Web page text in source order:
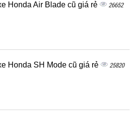
Honda Air Blade cũ giá rẻ 26652
Honda SH Mode cũ giá rẻ 25820